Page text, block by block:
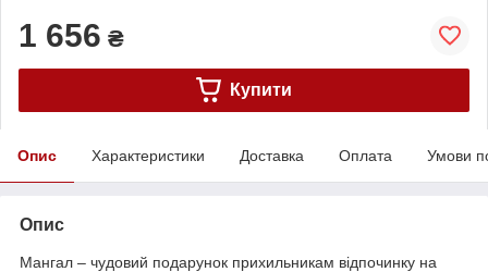
1 656 ₴
Купити
Опис Характеристики Доставка Оплата Умови
Опис
Мангал – чудовий подарунок прихильникам відпочинку на